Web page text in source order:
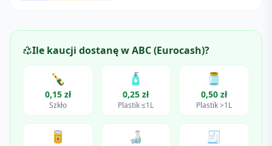
Ile kaucji dostanę wABC (Eurocash)?
🍾
0,15 zł
Szkło
🧴
0,25 zł
Plastik ≤1L
🫙
0,50 zł
Plastik >1L
🥫 🍶 🧾